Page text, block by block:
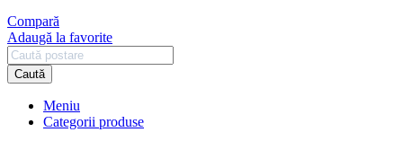
Compară
Adaugă la favorite
Caută
Meniu
Categorii produse